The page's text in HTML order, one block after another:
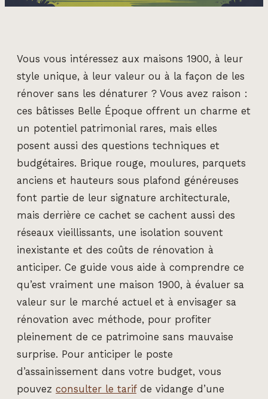
Vous vous intéressez aux maisons 1900, à leur
style unique, à leur valeur ou à la façon de les
rénover sans les dénaturer ? Vous avez raison :
ces bâtisses Belle Époque offrent un charme et
un potentiel patrimonial rares, mais elles
posent aussi des questions techniques et
budgétaires. Brique rouge, moulures, parquets
anciens et hauteurs sous plafond généreuses
font partie de leur signature architecturale,
mais derrière ce cachet se cachent aussi des
réseaux vieillissants, une isolation souvent
inexistante et des coûts de rénovation à
anticiper. Ce guide vous aide à comprendre ce
qu’est vraiment une maison 1900, à évaluer sa
valeur sur le marché actuel et à envisager sa
rénovation avec méthode, pour profiter
pleinement de ce patrimoine sans mauvaise
surprise. Pour anticiper le poste
d’assainissement dans votre budget, vous
pouvez consulter le tarifde vidange d’une